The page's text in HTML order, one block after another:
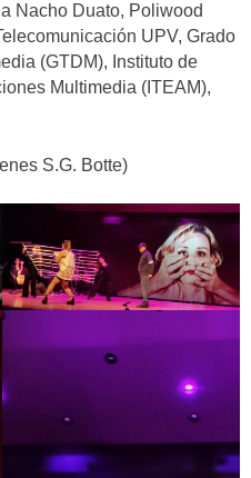
Nacho Duato, Poliwood
UPV, Grado
(GTDM), Instituto de
Multimedia (ITEAM),
S.G. Botte)